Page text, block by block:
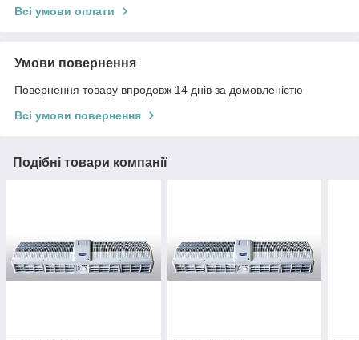
Всі умови оплати
Умови повернення
Повернення товару впродовж 14 днів за домовленістю
Всі умови повернення
Подібні товари компанії